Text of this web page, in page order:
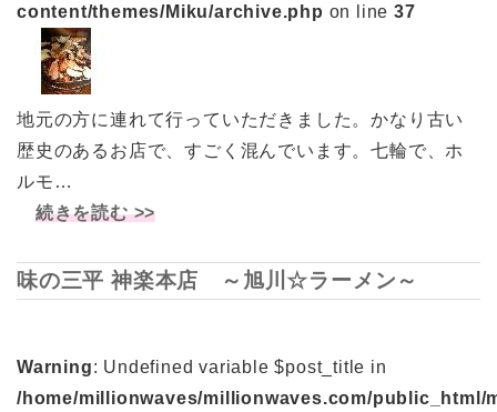
content/themes/Miku/archive.php on line37
地元の方に連れて行っていただきました。かなり古い
歴史のあるお店で、すごく混んでいます。七輪で、ホ
ルモ…
続きを読む >>
味の三平 神楽本店 ～旭川☆ラーメン～
Warning: Undefined variable $post_title in
/home/millionwaves/millionwaves.com/public_html/